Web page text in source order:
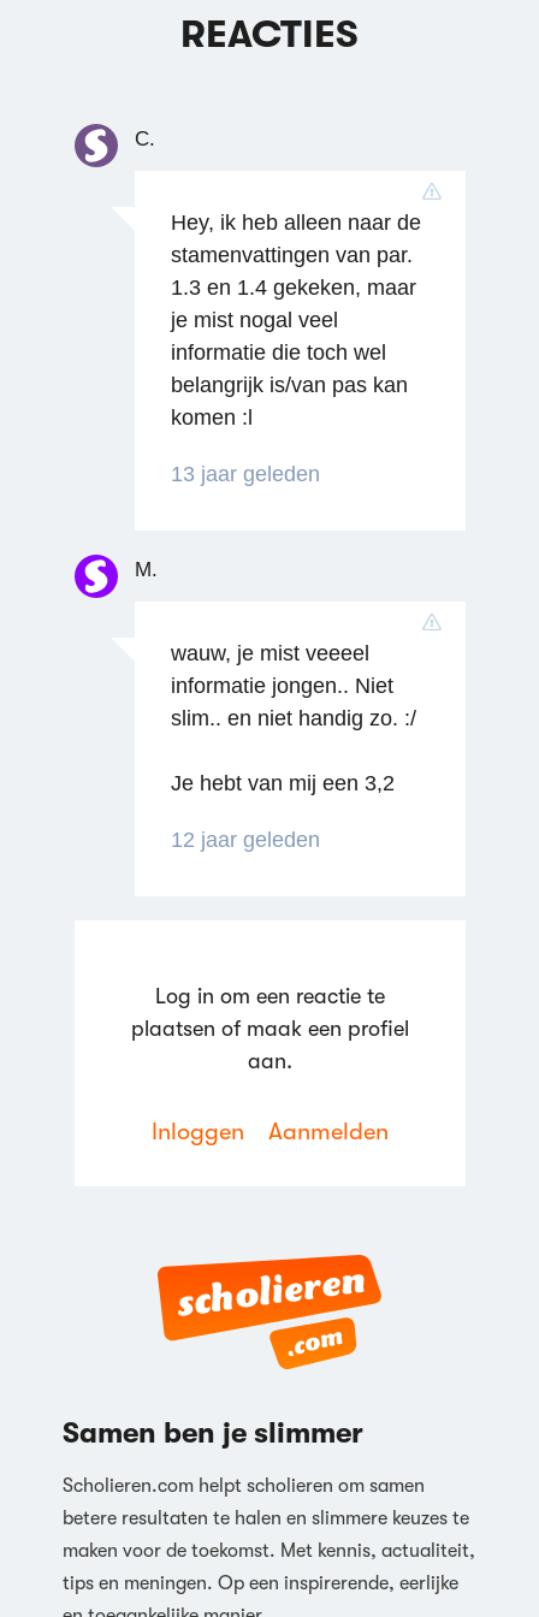
REACTIES
C.
Hey, ik heb alleen naar de
stamenvattingen van par.
1.3 en 1.4 gekeken, maar
je mist nogal veel
informatie die toch wel
belangrijk is/van pas kan
komen :l
13 jaar geleden
M.
wauw, je mist veeeel
informatie jongen.. Niet
slim.. en niet handig zo. :/
Je hebt van mij een 3,2
12 jaar geleden
Reageren
Log in om een reactie te
plaatsen of maak een profiel
aan.
Inloggen Aanmelden
Samen ben je slimmer
Scholieren.com helpt scholieren om samen
betere resultaten te halen en slimmere keuzes te
maken voor de toekomst. Met kennis, actualiteit,
tips en meningen. Op een inspirerende, eerlijke